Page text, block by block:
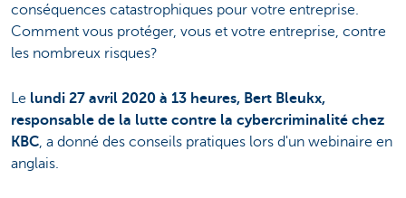
conséquences catastrophiques pour votre entreprise.
Comment vous protéger, vous et votre entreprise, contre
les nombreux risques?
Le lundi 27 avril 2020 à 13 heures, Bert Bleukx,
responsable de la lutte contre la cybercriminalité chez
KBC, a donné des conseils pratiques lors d'un webinaire en
anglais.